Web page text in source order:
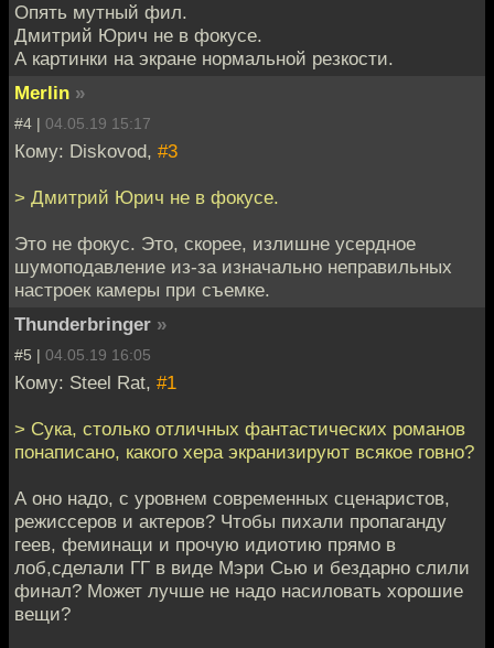
Опять мутный фил.
Дмитрий Юрич не в фокусе.
А картинки на экране нормальной резкости.
Merlin »
#4 | 04.05.19 15:17
Кому: Diskovod, #3
> Дмитрий Юрич не в фокусе.
Это не фокус. Это, скорее, излишне усердное
шумоподавление из-за изначально неправильных
настроек камеры при съемке.
Thunderbringer »
#5 | 04.05.19 16:05
Кому: Steel Rat, #1
> Сука, столько отличных фантастических романов
понаписано, какого хера экранизируют всякое говно?
А оно надо, с уровнем современных сценаристов,
режиссеров и актеров? Чтобы пихали пропаганду
геев, феминаци и прочую идиотию прямо в
лоб,сделали ГГ в виде Мэри Сью и бездарно слили
финал? Может лучше не надо насиловать хорошие
вещи?